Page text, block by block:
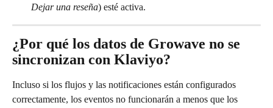
Dejar una reseña) esté activa.
¿Por qué los datos de Growave no se
sincronizan con Klaviyo?
Incluso si los flujos y las notificaciones están configurados
correctamente, los eventos no funcionarán a menos que los